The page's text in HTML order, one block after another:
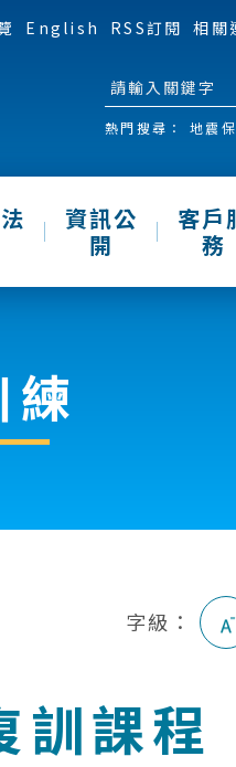
English RSS訂閱 相關
熱門搜尋： 地震
資訊公
開
客戶
務
字級：
訓課程